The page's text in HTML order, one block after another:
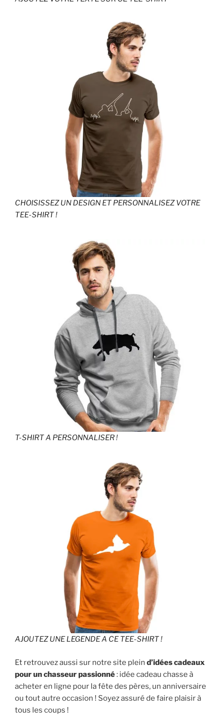
CHOISISSEZ UN DESIGN ET PERSONNALISEZ VOTRE
TEE-SHIRT !
T-SHIRT A PERSONNALISER!
AJOUTEZ UNE LEGENDE A CE TEE-SHIRT !
Et retrouvez aussi sur notre site plein d’idées cadeaux
pour un chasseur passionné: idée cadeau chasse à
acheter en ligne pour la fête des pères, un anniversaire
ou tout autre occasion ! Soyez assuré de faire plaisir à
tous les coups !